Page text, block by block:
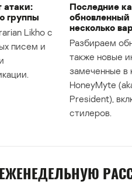
группы
Likho с
писем и
Последние
несколько
Разбираем
также новые
замеченные в
HoneyMyte
President),
стилеров.